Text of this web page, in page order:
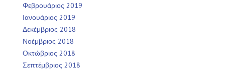
Φεβρουάριος 2019
Ιανουάριος 2019
Δεκέμβριος 2018
Νοέμβριος 2018
Οκτώβριος 2018
Σεπτέμβριος 2018